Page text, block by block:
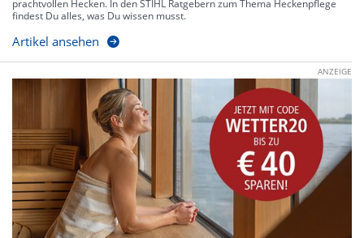
prachtvollen Hecken. In den STIHL Ratgebern zum Thema Heckenpflege
findest Du alles, was Du wissen musst.
Artikel ansehen
ANZEIGE